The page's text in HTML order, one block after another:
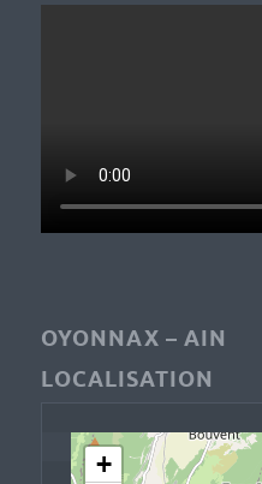
OYONNAX – AIN
LOCALISATION
+